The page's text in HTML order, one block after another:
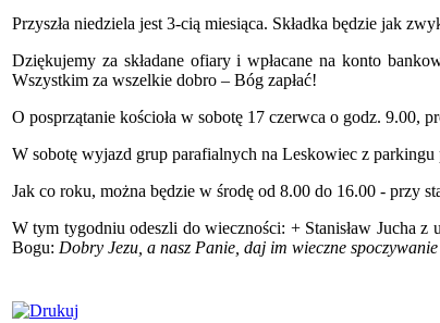
Przyszła niedziela jest 3-cią miesiąca. Składka będzie jak
Dziękujemy za składane ofiary i wpłacane na konto
Wszystkim za wszelkie dobro – Bóg zapłać!
O posprzątanie kościoła w sobotę 17 czerwca o godz.
W sobotę wyjazd grup parafialnych na Leskowiec z
Jak co roku, można będzie w środę od 8.00 do 16.00 - przy
W tym tygodniu odeszli do wieczności: + Stanisław Jucha
Bogu: Dobry Jezu, a nasz Panie, daj im wieczne